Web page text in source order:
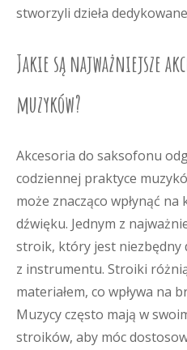
stworzyli dzieła
Jakie są najważniejsze
muzyków?
Akcesoria do saksofonu
codziennej praktyce
może znacząco wpłynąć
dźwięku. Jednym z
stroik, który jest niezbędny
z instrumentu. Stroiki
materiałem, co wpływa na
Muzycy często mają w
stroików, aby móc